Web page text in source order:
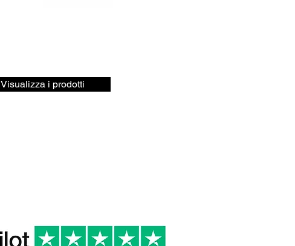
Visualizza i prodotti